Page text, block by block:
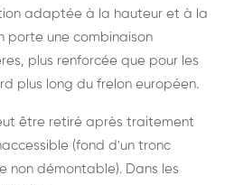
adaptée à la hauteur et à la
porte une combinaison
plus renforcée que pour les
plus long du frelon européen.
être retiré après traitement
(fond d'un tronc
non démontable). Dans les